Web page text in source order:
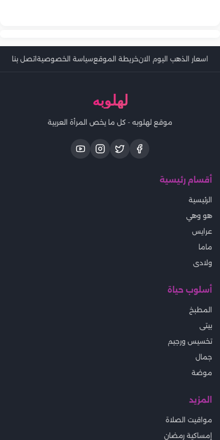
اسعار الذهب اليوم الانخريطة الموقعسياسة الخصوصيةاتصل بنا
لهلوبه
موقع لهلوبه - كل ما يخص المرأة العربية
أقسام رئيسية
الرئيسية
هو وهي
عرايس
ماما
ولادى
أسلوب حياة
المطبخ
بيتى
تخسيس ورجيم
جمال
موضة
المزيد
مواقيت الصلاة
إمساكية رمضان